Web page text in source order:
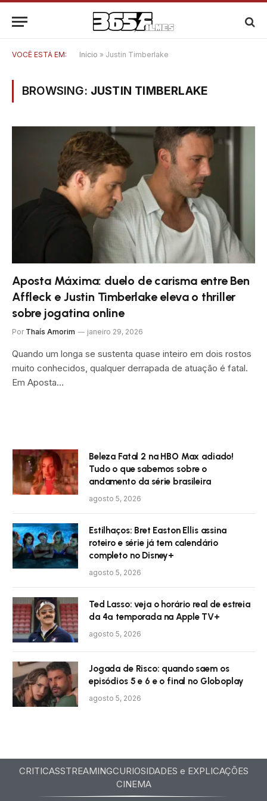
VOCÊ ESTÁ EM: Início » Justin Timberlake
BROWSING: JUSTIN TIMBERLAKE
Aposta Máxima: duelo de carisma entre Ben
Affleck e Justin Timberlake eleva o thriller
sobre jogatina online
Por Thaís Amorim janeiro 29, 2026
Quando um longa se sustenta quase inteiro em dois rostos
muito conhecidos, qualquer derrapada de atuação é fatal.
Em Aposta…
Beleza Fatal 2 na HBO Max adiado!
Tudo o que sabemos sobre o
andamento da série brasileira
agosto 5, 2026
Estilhaços: Bret Easton Ellis assina
roteiro e série já tem calendário
completo no Disney+
agosto 5, 2026
Ted Lasso: veja o horário real de estreia
da 4ª temporada na Apple TV+
agosto 5, 2026
Jogada de Risco: quando saem os
episódios 5 e 6 e o final no Globoplay
agosto 5, 2026
CRITICASSTREAMINGCURIOSIDADES e EXPLICAÇÕES
CINEMA